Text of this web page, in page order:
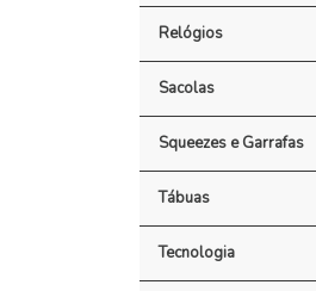
Relógios
Sacolas
Squeezes e Garrafas
Tábuas
Tecnologia